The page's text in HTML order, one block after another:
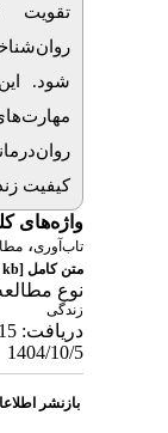
تقویت
شود.
کیفیت
واژه‌های
تاب‌آوری،
متن کامل[PDF 1155 kb]
نوع
زندگی
1404/10/5
بازنشر